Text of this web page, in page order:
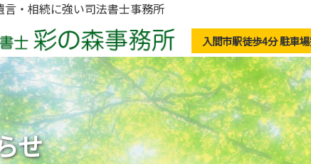
・相続に強い司法書士事務所
入間市駅徒歩4分 駐車
せ